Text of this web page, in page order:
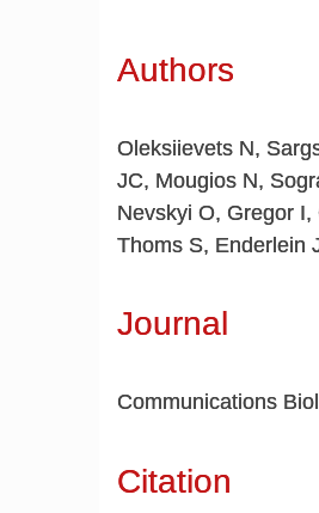
Authors
Oleksiievets N,
JC, Mougios N,
Nevskyi O, Gregor I,
Thoms S, Enderlein
Journal
Communications
Citation